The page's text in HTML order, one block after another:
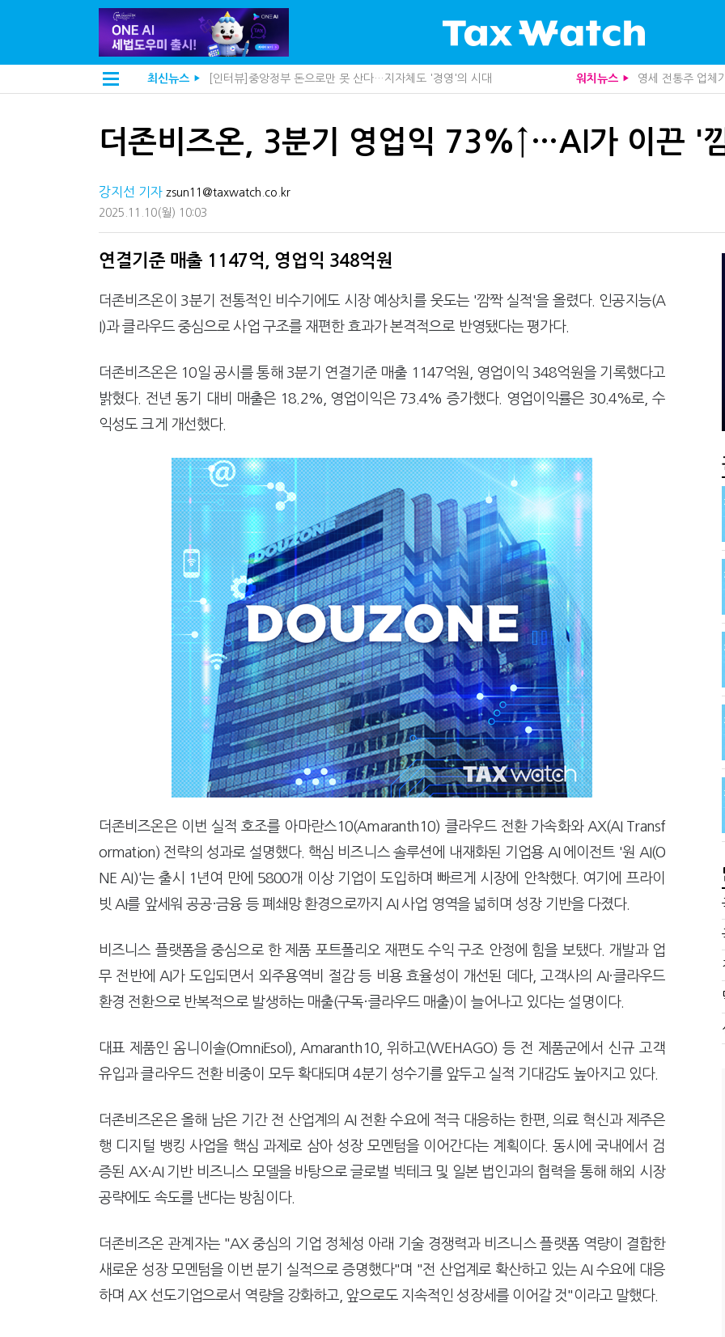
최신뉴스 ▶
[인터뷰]중앙정부 돈으로만 못 산다…지자체도 '경영'의 시대
"정상 승계까지 막을까"…전문가가 본 가업상속공제 개편 우려
내 지분만 봤다간 낭패…주식 양도세 추징 부른 '3가지 실수'
세무법인 HKL, 조사·재산세 전문가 임종수 세무사 영입
김밥엔 어떤 술 어울릴까?…국세청이 K-푸드 꺼낸 까닭
미국 301조 新관세, 다음은 '공급과잉 관세'인가
상속·증여세 조사, 이제 코인거래소까지 샅샅이 본다
고액자산가 더 옥죈다…해외신탁 미신고 제보에 포상금
"오래 보유보다 오래 살아야"…1주택 세금 '실거주' 중심으로
"10년 넘게 7급은 문제"...인사로 답한 임광현 국세청장
[2026 세제개편]10년 실거주도 불안…1주택자 세 부담 어떻게 달라질까
워치뉴스 ▶
영세 전통주 업체
중앙정부 돈으로
미국 301조 新관
심판원 결정 번복
1주택자도 양도
집 한 채 팔고
반도체·AI로봇 국
막걸리를 하이볼
더존비즈온, 3분기 영업익 73%↑…AI가 이끈 '
강지선 기자 zsun11@taxwatch.co.kr
2025.11.10(월) 10:03
연결기준 매출 1147억, 영업익 348억원
더존비즈온이 3분기 전통적인 비수기에도 시장 예상치를 웃도는 '깜짝 실적'을 올렸다. 인공지능(A
I)과 클라우드 중심으로 사업 구조를 재편한 효과가 본격적으로 반영됐다는 평가다.
더존비즈온은 10일 공시를 통해 3분기 연결기준 매출 1147억원, 영업이익 348억원을 기록했다고
밝혔다. 전년 동기 대비 매출은 18.2%, 영업이익은 73.4% 증가했다. 영업이익률은 30.4%로, 수
익성도 크게 개선했다.
더존비즈온은 이번 실적 호조를 아마란스10(Amaranth10) 클라우드 전환 가속화와 AX(AI Transf
ormation) 전략의 성과로 설명했다. 핵심 비즈니스 솔루션에 내재화된 기업용 AI 에이전트 '원 AI(O
NE AI)'는 출시 1년여 만에 5800개 이상 기업이 도입하며 빠르게 시장에 안착했다. 여기에 프라이
빗 AI를 앞세워 공공·금융 등 폐쇄망 환경으로까지 AI 사업 영역을 넓히며 성장 기반을 다졌다.
비즈니스 플랫폼을 중심으로 한 제품 포트폴리오 재편도 수익 구조 안정에 힘을 보탰다. 개발과 업
무 전반에 AI가 도입되면서 외주용역비 절감 등 비용 효율성이 개선된 데다, 고객사의 AI·클라우드
환경 전환으로 반복적으로 발생하는 매출(구독·클라우드 매출)이 늘어나고 있다는 설명이다.
대표 제품인 옴니이솔(OmniEsol), Amaranth10, 위하고(WEHAGO) 등 전 제품군에서 신규 고객
유입과 클라우드 전환 비중이 모두 확대되며 4분기 성수기를 앞두고 실적 기대감도 높아지고 있다.
더존비즈온은 올해 남은 기간 전 산업계의 AI 전환 수요에 적극 대응하는 한편, 의료 혁신과 제주은
행 디지털 뱅킹 사업을 핵심 과제로 삼아 성장 모멘텀을 이어간다는 계획이다. 동시에 국내에서 검
증된 AX·AI 기반 비즈니스 모델을 바탕으로 글로벌 빅테크 및 일본 법인과의 협력을 통해 해외 시장
공략에도 속도를 낸다는 방침이다.
더존비즈온 관계자는 "AX 중심의 기업 정체성 아래 기술 경쟁력과 비즈니스 플랫폼 역량이 결합한
새로운 성장 모멘텀을 이번 분기 실적으로 증명했다"며 "전 산업계로 확산하고 있는 AI 수요에 대응
하며 AX 선도기업으로서 역량을 강화하고, 앞으로도 지속적인 성장세를 이어갈 것"이라고 말했다.